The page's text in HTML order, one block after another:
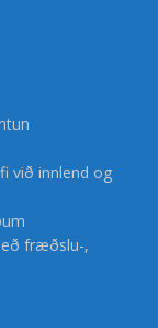
við innlend og
fræðslu-,